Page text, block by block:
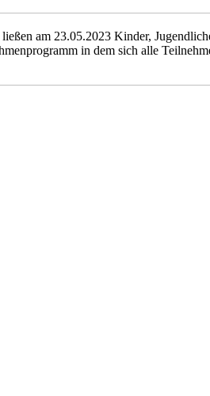
am 23.05.2023 Kinder,
in dem sich alle